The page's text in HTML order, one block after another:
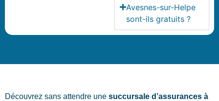
Avesnes-sur-Helpe
sont-ils gratuits ?
Découvrez sans attendre une succursale d’assurances à